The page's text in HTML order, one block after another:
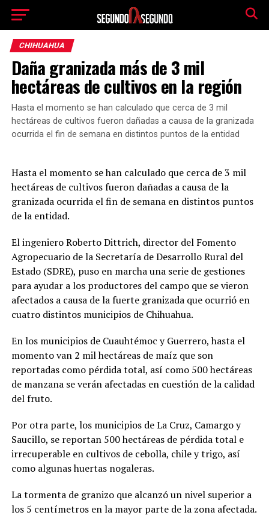
CHIHUAHUA
Daña granizada más de 3 mil
hectáreas de cultivos en la región
Hasta el momento se han calculado que cerca de 3 mil
hectáreas de cultivos fueron dañadas a causa de la granizada
ocurrida el fin de semana en distintos puntos de la entidad
Hasta el momento se han calculado que cerca de 3 mil
hectáreas de cultivos fueron dañadas a causa de la
granizada ocurrida el fin de semana en distintos puntos
de la entidad.
El ingeniero Roberto Dittrich, director del Fomento
Agropecuario de la Secretaría de Desarrollo Rural del
Estado (SDRE), puso en marcha una serie de gestiones
para ayudar a los productores del campo que se vieron
afectados a causa de la fuerte granizada que ocurrió en
cuatro distintos municipios de Chihuahua.
En los municipios de Cuauhtémoc y Guerrero, hasta el
momento van 2 mil hectáreas de maíz que son
reportadas como pérdida total, así como 500 hectáreas
de manzana se verán afectadas en cuestión de la calidad
del fruto.
Por otra parte, los municipios de La Cruz, Camargo y
Saucillo, se reportan 500 hectáreas de pérdida total e
irrecuperable en cultivos de cebolla, chile y trigo, así
como algunas huertas nogaleras.
La tormenta de granizo que alcanzó un nivel superior a
los 5 centímetros en la mayor parte de la zona afectada.